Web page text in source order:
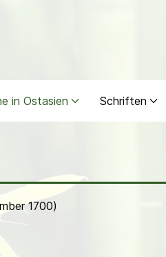
in Ostasien Schriften
1700)